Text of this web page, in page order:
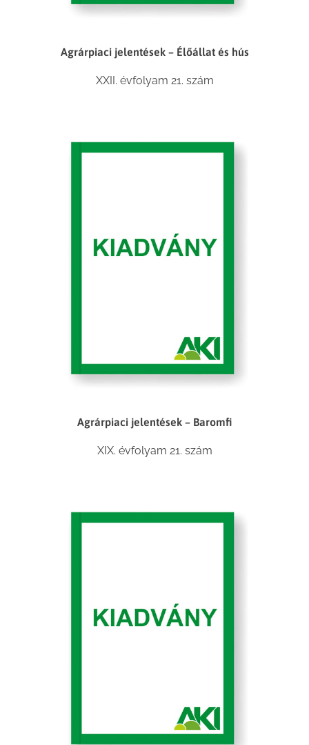
Agrárpiaci jelentések – Élőállat és hús
XXII. évfolyam 21. szám
Agrárpiaci jelentések – Baromfi
XIX. évfolyam 21. szám